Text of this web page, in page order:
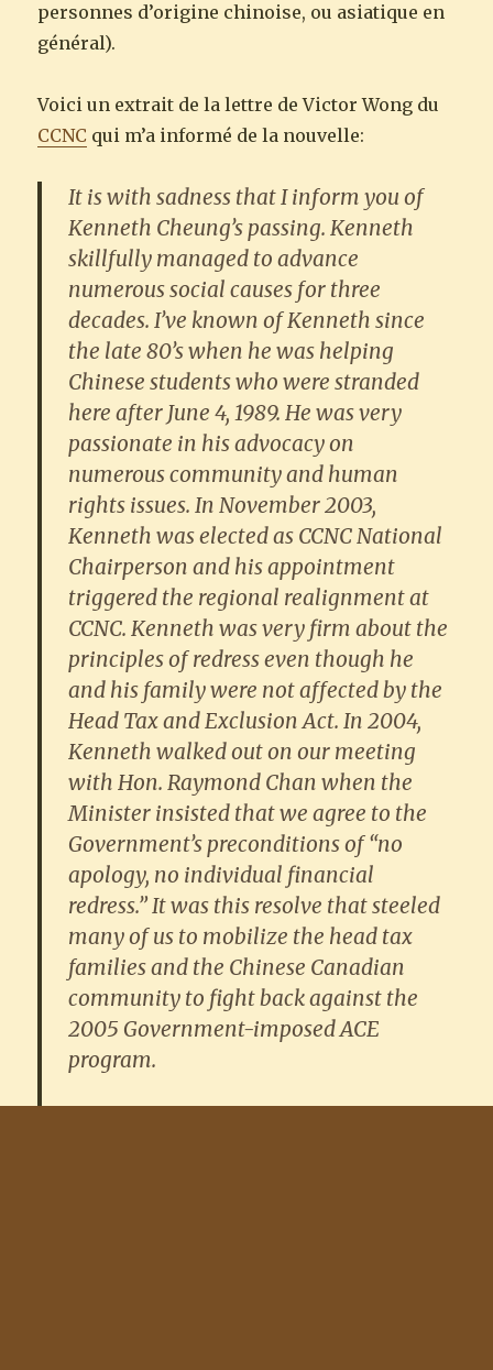
personnes d’origine chinoise, ou asiatique en
général).
Voici un extrait de la lettre de Victor Wong du
CCNC qui m’a informé de la nouvelle:
It is with sadness that I inform you of
Kenneth Cheung’s passing. Kenneth
skillfully managed to advance
numerous social causes for three
decades. I’ve known of Kenneth since
the late 80’s when he was helping
Chinese students who were stranded
here after June 4, 1989. He was very
passionate in his advocacy on
numerous community and human
rights issues. In November 2003,
Kenneth was elected as CCNC National
Chairperson and his appointment
triggered the regional realignment at
CCNC. Kenneth was very firm about the
principles of redress even though he
and his family were not affected by the
Head Tax and Exclusion Act. In 2004,
Kenneth walked out on our meeting
with Hon. Raymond Chan when the
Minister insisted that we agree to the
Government’s preconditions of “no
apology, no individual financial
redress.” It was this resolve that steeled
many of us to mobilize the head tax
families and the Chinese Canadian
community to fight back against the
2005 Government-imposed ACE
program.